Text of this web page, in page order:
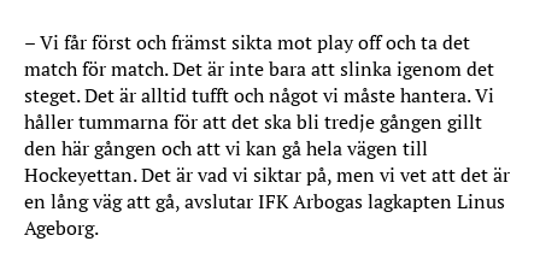
– Vi får först och främst sikta mot play off och ta det
match för match. Det är inte bara att slinka igenom det
steget. Det är alltid tufft och något vi måste hantera. Vi
håller tummarna för att det ska bli tredje gången gillt
den här gången och att vi kan gå hela vägen till
Hockeyettan. Det är vad vi siktar på, men vi vet att det är
en lång väg att gå, avslutar IFK Arbogas lagkapten Linus
Ageborg.